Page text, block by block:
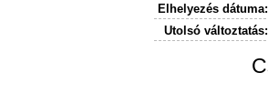
Elhelyezés dátuma:
Utolsó változtatás: